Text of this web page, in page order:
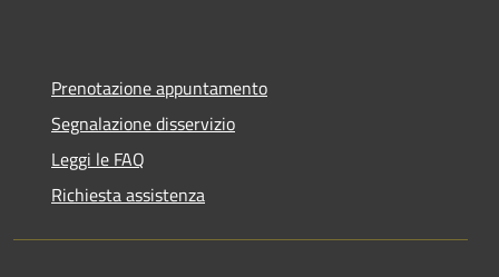
Prenotazione appuntamento
Segnalazione disservizio
Leggi le FAQ
Richiesta assistenza